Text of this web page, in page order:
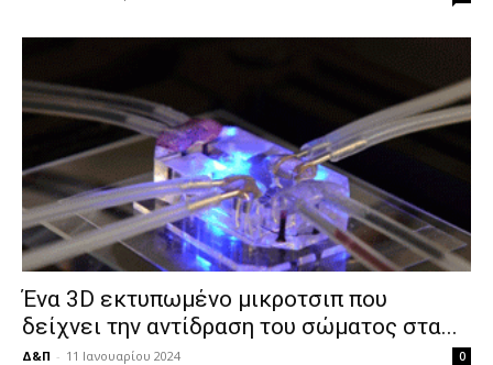
Ένα 3D εκτυπωμένο μικροτσιπ που
δείχνει την αντίδραση του σώματος στα...
Δ&Π - 11 Ιανουαρίου 2024 0